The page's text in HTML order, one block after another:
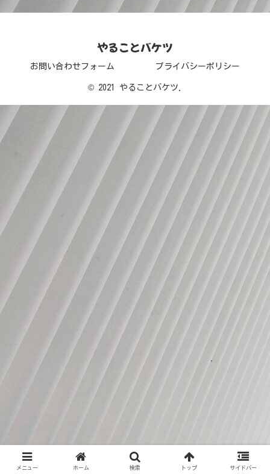
やることバケツ
お問い合わせフォーム プライバシーポリシー
© 2021 やることバケツ.
メニュー ホーム 検索 トップ サイドバー